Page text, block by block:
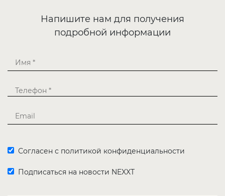
Напишите нам для получения
подробной информации
Согласен с политикой конфиденциальности
Подписаться на новости NEXXT